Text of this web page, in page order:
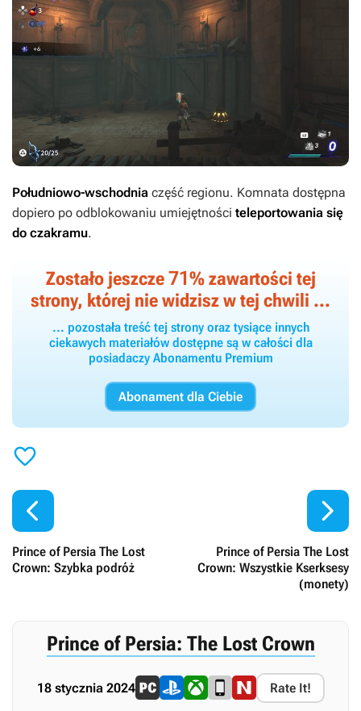
Południowo-wschodnia część regionu. Komnata dostępna
dopiero po odblokowaniu umiejętności teleportowania się
do czakramu.
Zostało jeszcze71% zawartości tej
strony, której nie widzisz w tej chwili ...
... pozostała treść tej strony oraz tysiące innych
ciekawych materiałów dostępne są w całości dla
posiadaczy Abonamentu Premium
Abonament dla Ciebie


Prince of Persia The Lost
Crown: Szybka podróż
Prince of Persia The Lost
Crown: Wszystkie Kserksesy
(monety)

Prince of Persia: The Lost Crown
18 stycznia 2024 Rate It!